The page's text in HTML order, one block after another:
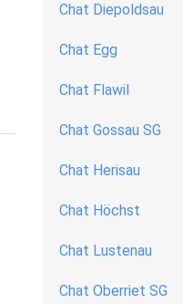
Chat Diepoldsau
Chat Egg
Chat Flawil
Chat Gossau SG
Chat Herisau
Chat Höchst
Chat Lustenau
Chat Oberriet SG